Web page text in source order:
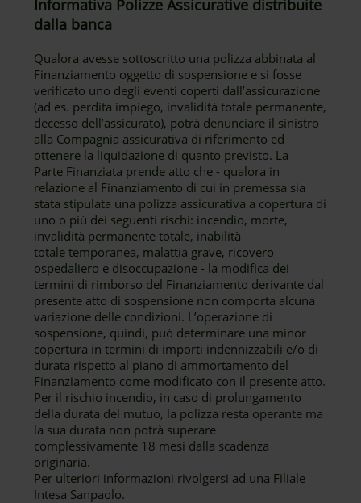
Informativa Polizze Assicurative distribuite
dalla banca
Qualora avesse sottoscritto una polizza abbinata al
Finanziamento oggetto di sospensione e si fosse
verificato uno degli eventi coperti dall’assicurazione
(ad es. perdita impiego, invalidità totale permanente,
decesso dell’assicurato), potrà denunciare il sinistro
alla Compagnia assicurativa di riferimento ed
ottenere la liquidazione di quanto previsto. La
Parte Finanziata prende atto che - qualora in
relazione al Finanziamento di cui in premessa sia
stata stipulata una polizza assicurativa a copertura di
uno o più dei seguenti rischi: incendio, morte,
invalidità permanente totale, inabilità
totale temporanea, malattia grave, ricovero
ospedaliero e disoccupazione - la modifica dei
termini di rimborso del Finanziamento derivante dal
presente atto di sospensione non comporta alcuna
variazione delle condizioni. L’operazione di
sospensione, quindi, può determinare una minor
copertura in termini di importi indennizzabili e/o di
durata rispetto al piano di ammortamento del
Finanziamento come modificato con il presente atto.
Per il rischio incendio, in caso di prolungamento
della durata del mutuo, la polizza resta operante ma
la sua durata non potrà superare
complessivamente 18 mesi dalla scadenza
originaria.
Per ulteriori informazioni rivolgersi ad una Filiale
Intesa Sanpaolo.